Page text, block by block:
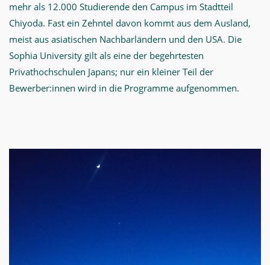
mehr als 12.000 Studierende den Campus im Stadtteil
Chiyoda. Fast ein Zehntel davon kommt aus dem Ausland,
meist aus asiatischen Nachbarländern und den USA. Die
Sophia University gilt als eine der begehrtesten
Privathochschulen Japans; nur ein kleiner Teil der
Bewerber:innen wird in die Programme aufgenommen.